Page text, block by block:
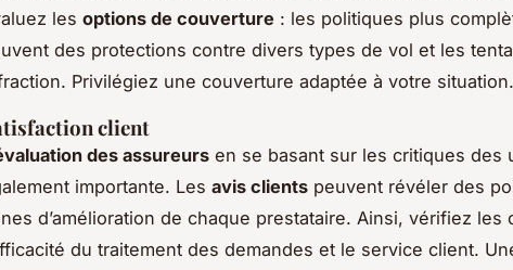
les options de couverture : les politiques plus
des protections contre divers types de vol et les
Privilégiez une couverture adaptée à votre situation.
client
des assureurs en se basant sur les critiques des
importante. Les avis clients peuvent révéler des
d’amélioration de chaque prestataire. Ainsi, vérifiez les
du traitement des demandes et le service client.